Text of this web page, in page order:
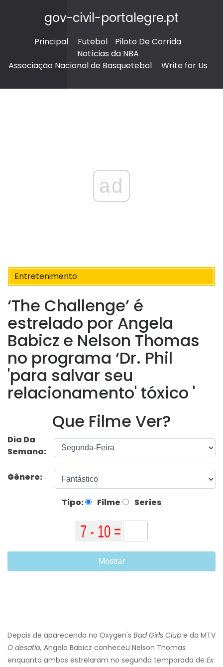
gov-civil-portalegre.pt
Principal Futebol
Piloto De Corrida
Notícias da NBA
Associação Nacional de Basquetebol
Write for Us
ad
Entretenimento
‘The Challenge’ é
estrelado por Angela
Babicz e Nelson Thomas
no programa ‘Dr. Phil
'para salvar seu
relacionamento' tóxico '
Que Filme Ver?
Dia Da
Semana:
Gênero:
Tipo: Filme Series
Mostrar
Depois de aparecendo no Oxygen's Bad Girls Club e da MTV
O desafio, Angela Babicz conheceu Nelson Thomas
enquanto ambos estrelaram no segunda temporada de Ex